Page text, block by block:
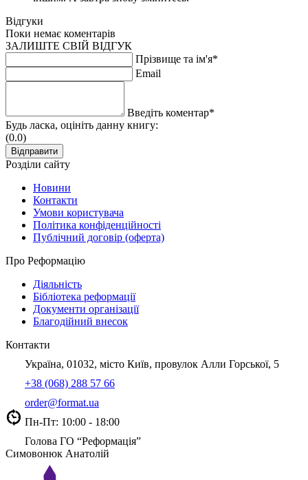
Відгуки
Поки немає коментарів
ЗАЛИШТЕ СВІЙ ВІДГУК
Прізвище та ім'я*
Email
Введіть коментар*
Будь ласка, оцініть данну книгу:
(0.0)
Розділи сайту
Новини
Контакти
Умови користувача
Політика конфіденційності
Публічний договір (оферта)
Про Реформацію
Діяльність
Бібліотека реформації
Документи організації
Благодійний внесок
Контакти
Україна, 01032, місто Київ, провулок Алли Горської, 5
+38 (068) 288 57 66
order@format.ua
Пн-Пт: 10:00 - 18:00
Голова ГО “Реформація”
Симовонюк Анатолій